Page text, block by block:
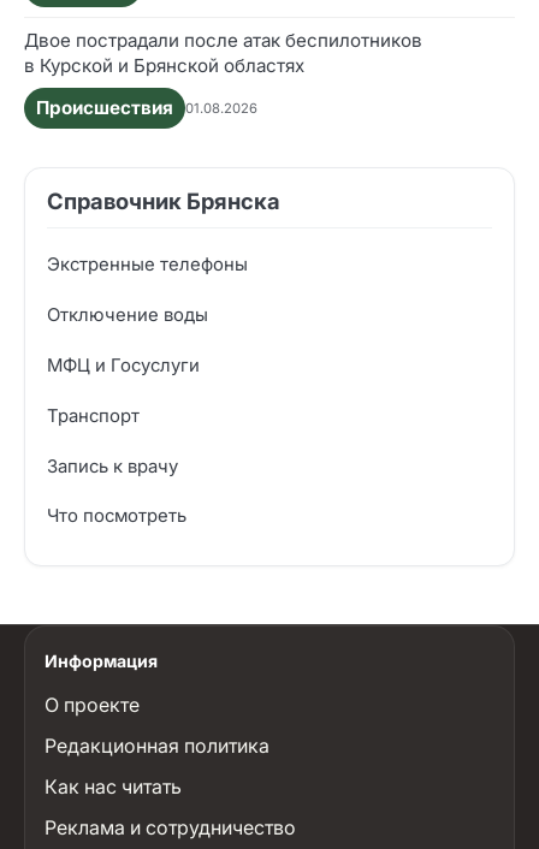
Двое пострадали после атак беспилотников
в Курской и Брянской областях
Происшествия
01.08.2026
Справочник Брянска
Экстренные телефоны
Отключение воды
МФЦ и Госуслуги
Транспорт
Запись к врачу
Что посмотреть
Информация
О проекте
Редакционная политика
Как нас читать
Реклама и сотрудничество